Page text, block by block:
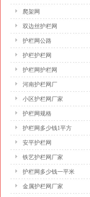
爬架网
双边丝护栏网
护栏网公路
护栏护栏网
护栏网护栏网
河南护栏网厂
小区护栏网厂家
护栏网规格
护栏网多少钱1平方
安平护栏网
铁艺护栏网厂家
护栏网多少钱一平米
金属护栏网厂家